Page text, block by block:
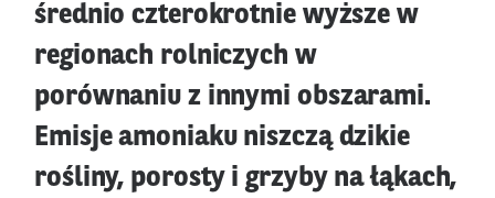
średnio czterokrotnie wyższe w
regionach rolniczych w
porównaniu z innymi obszarami.
Emisje amoniaku niszczą dzikie
rośliny, porosty i grzyby na łąkach,